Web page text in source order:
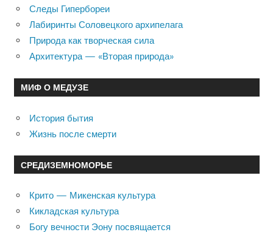
Следы Гипербореи
Лабиринты Соловецкого архипелага
Природа как творческая сила
Архитектура — «Вторая природа»
МИФ О МЕДУЗЕ
История бытия
Жизнь после смерти
СРЕДИЗЕМНОМОРЬЕ
Крито — Микенская культура
Кикладская культура
Богу вечности Эону посвящается